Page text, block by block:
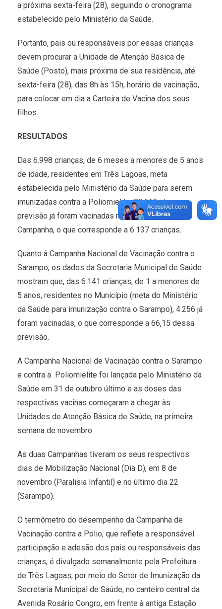
a próxima sexta-feira (28), seguindo o cronograma
estabelecido pelo Ministério da Saúde.
Portanto, pais ou responsáveis por essas crianças
devem procurar a Unidade de Atenção Básica de
Saúde (Posto), mais próxima de sua residência, até
sexta-feira (28), das 8h às 15h, horário de vacinação,
para colocar em dia a Carteira de Vacina dos seus
filhos.
RESULTADOS
Das 6.998 crianças, de 6 meses a menores de 5 anos
de idade, residentes em Três Lagoas, meta
estabelecida pelo Ministério da Saúde para serem
imunizadas contra a Poliomielite, 83,66% dessa
previsão já foram vacinadas no decorrer desta
Campanha, o que corresponde a 6.137 crianças.
Quanto à Campanha Nacional de Vacinação contra o
Sarampo, os dados da Secretaria Municipal de Saúde
mostram que, das 6.141 crianças, de 1 a menores de
5 anos, residentes no Município (meta do Ministério
da Saúde para imunização contra o Sarampo), 4.256 já
foram vacinadas, o que corresponde a 66,15 dessa
previsão.
A Campanha Nacional de Vacinação contra o Sarampo
e contra a Poliomielite foi lançada pelo Ministério da
Saúde em 31 de outubro último e as doses das
respectivas vacinas começaram a chegar às
Unidades de Atenção Básica de Saúde, na primeira
semana de novembro.
As duas Campanhas tiveram os seus respectivos
dias de Mobilização Nacional (Dia D), em 8 de
novembro (Paralisia Infantil) e no último dia 22
(Sarampo).
O termômetro do desempenho da Campanha de
Vacinação contra a Polio, que reflete a responsável
participação e adesão dos pais ou responsáveis das
crianças, é divulgado semanalmente pela Prefeitura
de Três Lagoas, por meio do Setor de Imunização da
Secretaria Municipal de Saúde, no canteiro central da
Avenida Rosário Congro, em frente à antiga Estação